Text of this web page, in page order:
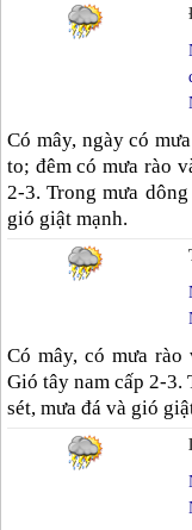
Có mây, ngày có
to; đêm có mưa rào
2-3. Trong mưa
gió giật mạnh.
Có mây, có mưa
Gió tây nam cấp 2-3.
sét, mưa đá và gió